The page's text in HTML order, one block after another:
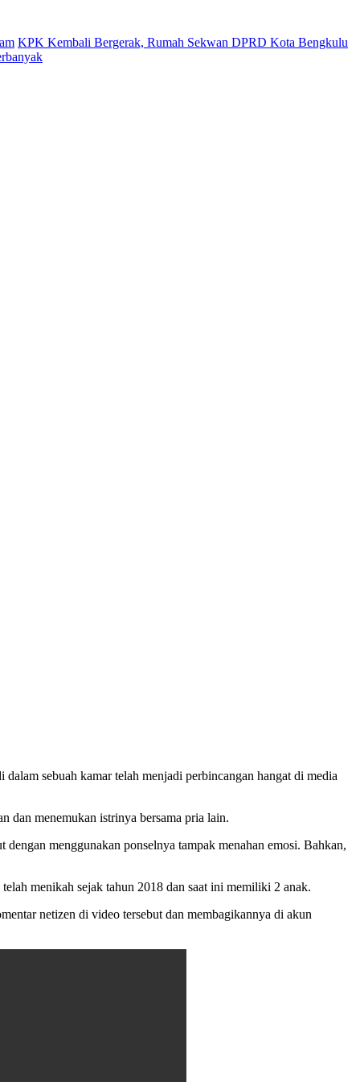
KPK Kembali Bergerak, Rumah Sekwan DPRD Kota Bengkulu
sebuah kamar telah menjadi perbincangan hangat di media
dan menemukan istrinya bersama pria lain.
menggunakan ponselnya tampak menahan emosi. Bahkan,
menikah sejak tahun 2018 dan saat ini memiliki 2 anak.
netizen di video tersebut dan membagikannya di akun